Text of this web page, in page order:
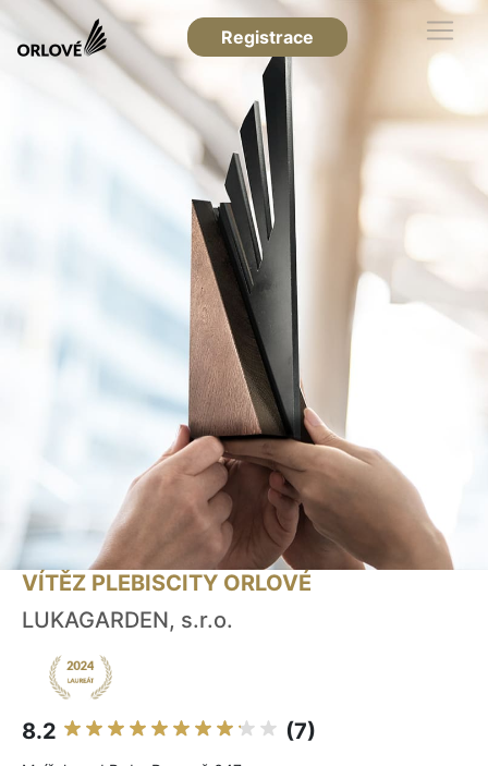
Registrace
VÍTĚZ PLEBISCITY ORLOVÉ
LUKAGARDEN, s.r.o.
8.2 (7)